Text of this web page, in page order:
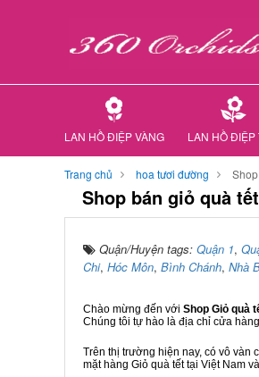
LAN HỒ ĐIỆP VÀNG LAN HỒ ĐIỆP
Trang chủ hoa tươi đường
Shop bán giỏ quà
Quận/Huyện tags: Quận 1,
Chi, Hóc Môn, Bình Chánh, Nhà
Chào mừng đến với Shop Giỏ quà
Chúng tôi tự hào là địa chỉ cửa
Trên thị trường hiện nay, có vô vàn
mặt hàng Giỏ quà tết tại Việt Nam